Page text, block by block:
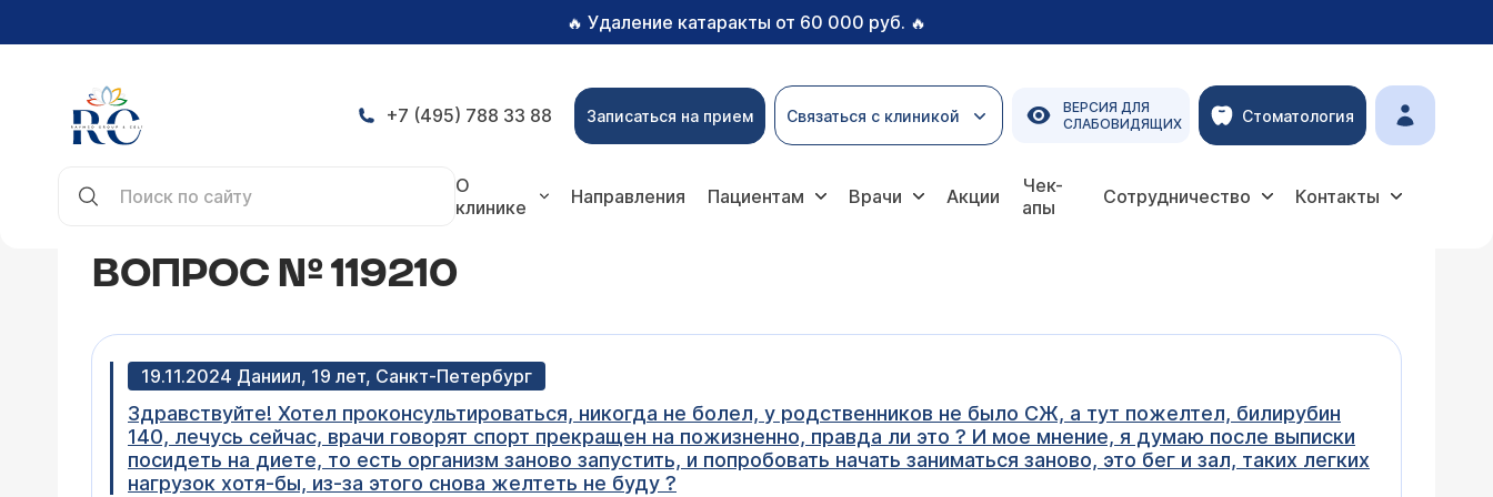
🔥 Удаление катаракты от 60 000 руб. 🔥
+7 (495) 788 33 88 Записаться на прием Связаться с клиникой
ВЕРСИЯ ДЛЯ
СЛАБОВИДЯЩИХ
Стоматология
О
клинике
Направления Пациентам Врачи Акции
Чек-
апы
Сотрудничество Контакты
ВОПРОС № 119210
19.11.2024 Даниил, 19 лет, Санкт-Петербург
Здравствуйте! Хотел проконсультироваться, никогда не болел, у родственников не было СЖ, а тут пожелтел, билирубин
140, лечусь сейчас, врачи говорят спорт прекращен на пожизненно, правда ли это ? И мое мнение, я думаю после выписки
посидеть на диете, то есть организм заново запустить, и попробовать начать заниматься заново, это бег и зал, таких легких
нагрузок хотя-бы, из-за этого снова желтеть не буду ?